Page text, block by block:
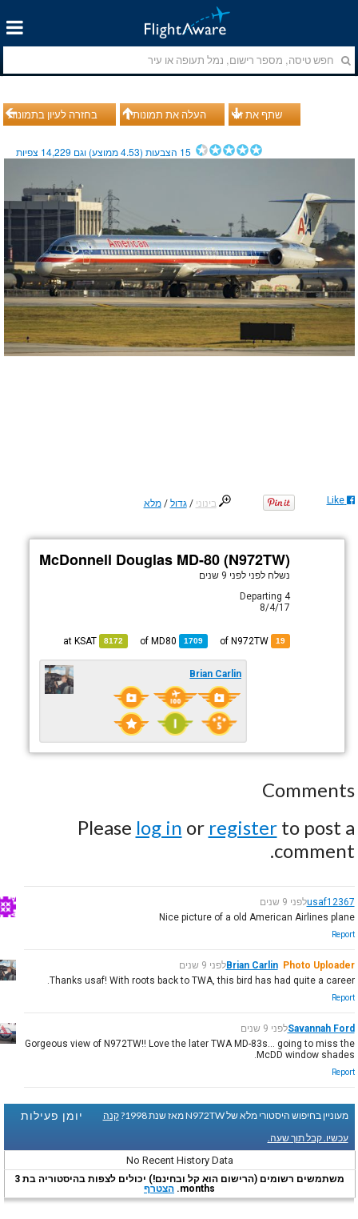
בחזרה לעיון בתמונות העלה את תמונותיך שתף את זה
15 הצבעות (4.53ממוצע) וגם 14,229 צפיות
בינוני /גדול /מלא Like
McDonnell Douglas MD-80 (N972TW)
נשלח לפני לפני 9 שנים
Departing 4
8/4/17
19
1709
MD80
8172
KSAT
Brian Carlin
Comments
Please log in or registerto post a
comment.
usaf12367לפני 9 שנים
Nice picture of a old American Airlines plane
Report
Brian Carlin Photo Uploader
לפני 9 שנים
Thanks usaf! With roots back to TWA, this bird has had quite a career.
Report
Savannah Fordלפני 9 שנים
Gorgeous view of N972TW!! Love the later TWA MD-83s... going to miss the
McDD window shades.
Report
יומן פעילות מעוניין בחיפוש היסטורי מלא של N972TW מאז שנת 1998?
קנה
עכשיו. קבל תוך שעה.
No Recent History Data
משתמשים רשומים (הרישום הוא קל ובחינם!) יכולים לצפות בהיסטוריה בת 3
months. הצטרף